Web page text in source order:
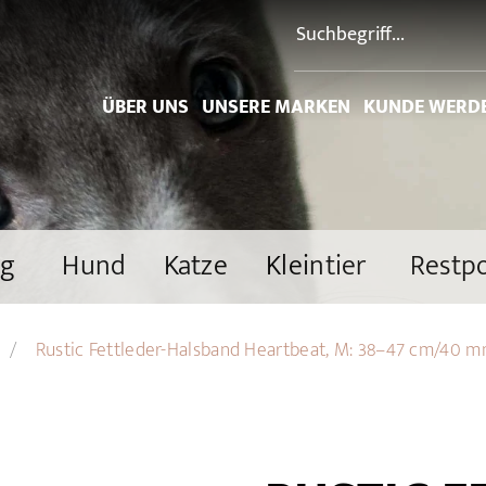
ÜBER UNS UNSERE MARKEN KUNDE
Hund Katze Kleintier
Rustic Fettleder-Halsband Heartbeat, M: 38–47 cm/40